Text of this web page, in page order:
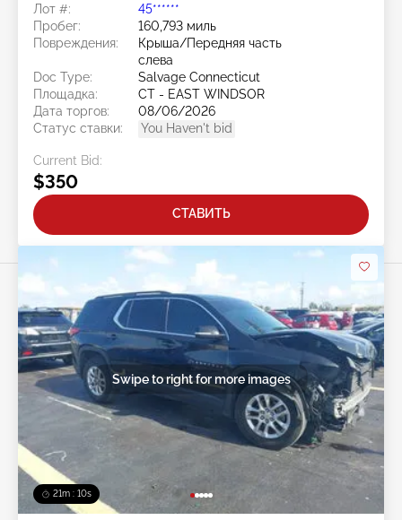
Лот #:
45******
Пробег:
160,793 миль
Повреждения:
Крыша/Передняя часть
слева
Doc Type:
Salvage Connecticut
Площадка:
CT - EAST WINDSOR
Дата торгов:
08/06/2026
Статус ставки:
You Haven't bid
Current Bid:
$350
СТАВИТЬ
21m : 07s
Swipe to right for more images